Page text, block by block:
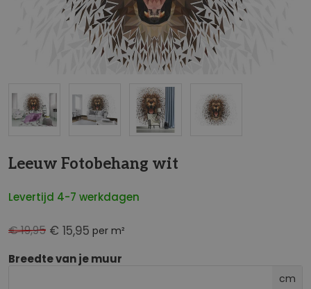
Leeuw Fotobehang wit
Levertijd 4-7 werkdagen
€ 15,95 per m²
€ 19,95
Breedte van je muur
cm